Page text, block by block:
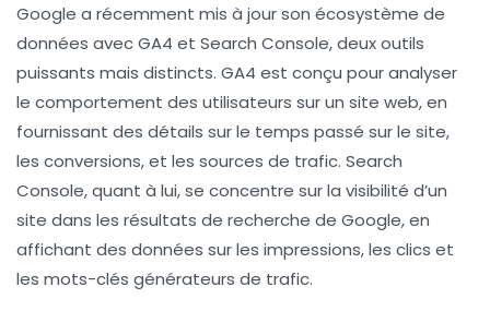
Google a récemment mis à jour son écosystème de
données avec GA4 et Search Console, deux outils
puissants mais distincts. GA4 est conçu pour analyser
le comportement des utilisateurs sur un site web, en
fournissant des détails sur le temps passé sur le site,
les conversions, et les sources de trafic. Search
Console, quant à lui, se concentre sur la visibilité d’un
site dans les résultats de recherche de Google, en
affichant des données sur les impressions, les clics et
les mots-clés générateurs de trafic.